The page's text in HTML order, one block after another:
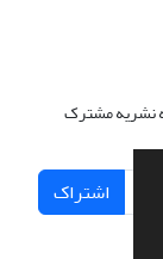
نشریه مشترک
اشتراک